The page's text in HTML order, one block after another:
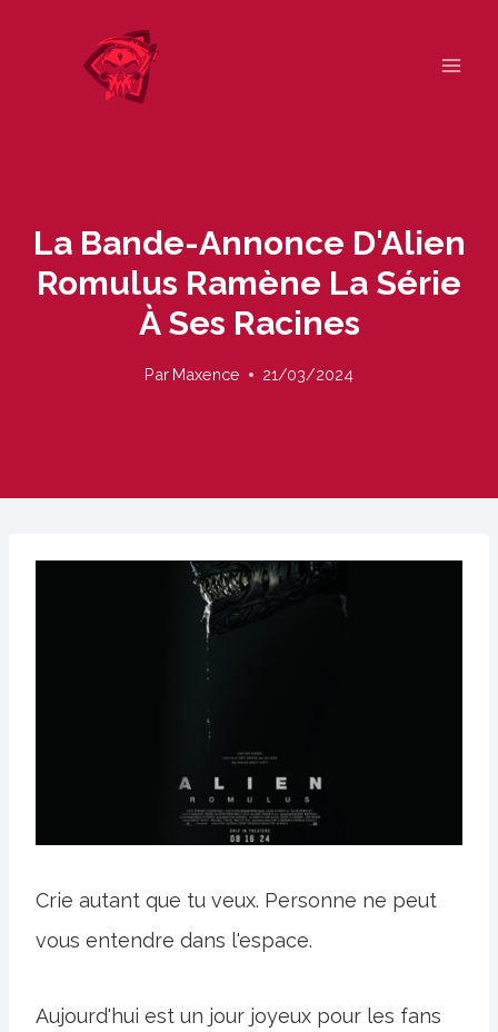
La Bande-Annonce D'Alien
Romulus Ramène La Série
À Ses Racines
Par Maxence 21/03/2024
Crie autant que tu veux. Personne ne peut
vous entendre dans l'espace.
Aujourd'hui est un jour joyeux pour les fans